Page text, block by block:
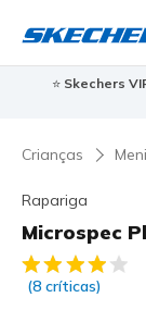
Skechers VIP:
Crianças
Rapariga
Microspec
4$6 de 5 –
(8 críticas)